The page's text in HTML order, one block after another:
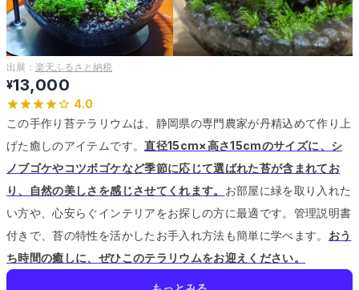
出展： 楽天ふるさと納税
¥13,000
4.0
この手作り苔テラリウムは、静岡県の専門農家が丹精込めて作り上
げた癒しのアイテムです。直径15cm×高さ15cmのサイズに、シ
ノブゴケやコツボゴケなど季節に応じて選ばれた苔が含まれてお
り、自然の美しさを感じさせてくれます。 お部屋に緑を取り入れた
い方や、心安らぐインテリアをお探しの方に最適です。 管理説明書
付きで、苔の特性を活かしたお手入れ方法も簡単に学べます。 おう
ち時間の癒しに、ぜひこのテラリウムをお迎えください。